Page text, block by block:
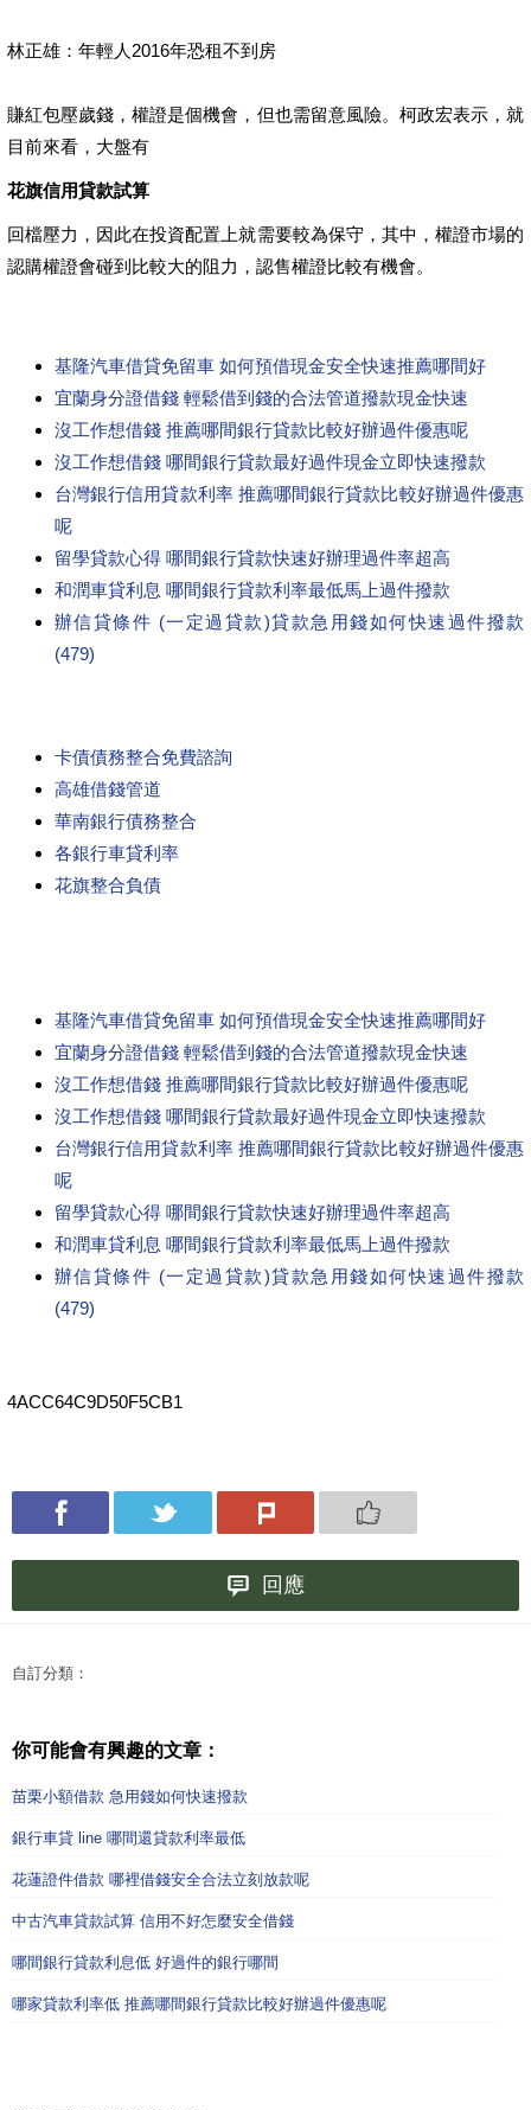
林正雄：年輕人2016年恐租不到房
賺紅包壓歲錢，權證是個機會，但也需留意風險。柯政宏表示，就
目前來看，大盤有
花旗信用貸款試算
回檔壓力，因此在投資配置上就需要較為保守，其中，權證市場的
認購權證會碰到比較大的阻力，認售權證比較有機會。
基隆汽車借貸免留車 如何預借現金安全快速推薦哪間好
宜蘭身分證借錢 輕鬆借到錢的合法管道撥款現金快速
沒工作想借錢 推薦哪間銀行貸款比較好辦過件優惠呢
沒工作想借錢 哪間銀行貸款最好過件現金立即快速撥款
台灣銀行信用貸款利率 推薦哪間銀行貸款比較好辦過件優惠
呢
留學貸款心得 哪間銀行貸款快速好辦理過件率超高
和潤車貸利息 哪間銀行貸款利率最低馬上過件撥款
辦信貸條件 (一定過貸款)貸款急用錢如何快速過件撥款
(479)
卡債債務整合免費諮詢
高雄借錢管道
華南銀行債務整合
各銀行車貸利率
花旗整合負債
基隆汽車借貸免留車 如何預借現金安全快速推薦哪間好
宜蘭身分證借錢 輕鬆借到錢的合法管道撥款現金快速
沒工作想借錢 推薦哪間銀行貸款比較好辦過件優惠呢
沒工作想借錢 哪間銀行貸款最好過件現金立即快速撥款
台灣銀行信用貸款利率 推薦哪間銀行貸款比較好辦過件優惠
呢
留學貸款心得 哪間銀行貸款快速好辦理過件率超高
和潤車貸利息 哪間銀行貸款利率最低馬上過件撥款
辦信貸條件 (一定過貸款)貸款急用錢如何快速過件撥款
(479)
4ACC64C9D50F5CB1
回應
自訂分類：
你可能會有興趣的文章：
苗栗小額借款 急用錢如何快速撥款
銀行車貸 line 哪間還貸款利率最低
花蓮證件借款 哪裡借錢安全合法立刻放款呢
中古汽車貸款試算 信用不好怎麼安全借錢
哪間銀行貸款利息低 好過件的銀行哪間
哪家貸款利率低 推薦哪間銀行貸款比較好辦過件優惠呢